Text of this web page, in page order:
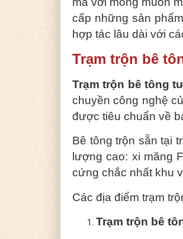
cấp những sản
hợp tác lâu dài với
Trạm trộn bê
Trạm trộn bê tông
chuyền công nghệ
được tiêu chuẩn về
Bê tông trộn sẵn tại
lượng cao: xi măng
cứng chắc nhất khu
Các địa điểm trạm
Trạm trộn bê